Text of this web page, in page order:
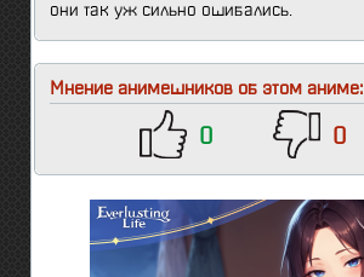
они так уж сильно ошибались.
Мнение анимешников об этом аниме:
0 0